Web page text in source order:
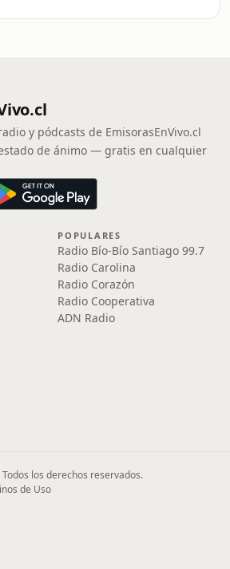
y pódcasts de EmisorasEnVivo.cl
de ánimo — gratis en cualquier
POPULARES
Radio Bío-Bío Santiago 99.7
Radio Carolina
Radio Corazón
Radio Cooperativa
ADN Radio
los derechos reservados.
de Uso